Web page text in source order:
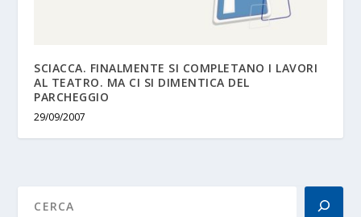
SCIACCA. FINALMENTE SI COMPLETANO I LAVORI
AL TEATRO. MA CI SI DIMENTICA DEL
PARCHEGGIO
29/09/2007